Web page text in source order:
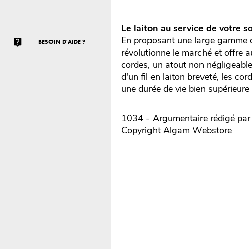
BESOIN D'AIDE ?
Le laiton au service de votre
En proposant une large gamme
révolutionne le marché et offre
cordes, un atout non
d'un fil en laiton breveté, les
une durée de vie bien
1034 - Argumentaire rédigé par
Copyright Algam Webstore